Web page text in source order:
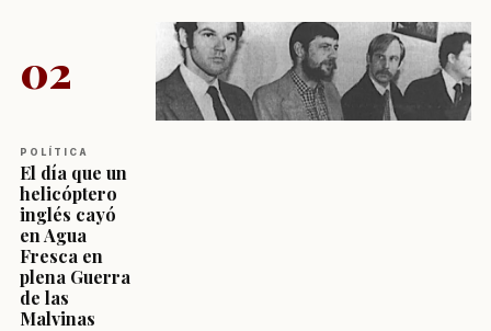
02
POLÍTICA
El día que un
helicóptero
inglés cayó
en Agua
Fresca en
plena Guerra
de las
Malvinas